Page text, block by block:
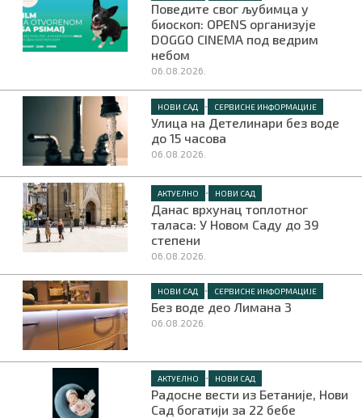
Поведите свог љубимца у
биоскоп: OPENS организује
DOGGO CINEMA под ведрим
небом
06.08.2026.
НОВИ САД • СЕРВИСНЕ ИНФОРМАЦИЈЕ
Улица на Детелинари без воде
до 15 часова
06.08.2026.
АКТУЕЛНО • НОВИ САД
Данас врхунац топлотног
таласа: У Новом Саду до 39
степени
06.08.2026.
НОВИ САД • СЕРВИСНЕ ИНФОРМАЦИЈЕ
Без воде део Лимана 3
06.08.2026.
АКТУЕЛНО • НОВИ САД
Радосне вести из Бетаније, Нови
Сад богатији за 22 бебе